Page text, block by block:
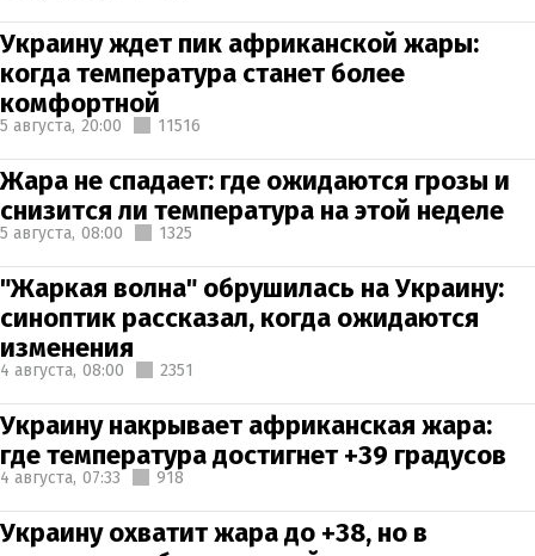
Украину ждет пик африканской жары:
когда температура станет более
комфортной
5 августа, 20:00 11516
Жара не спадает: где ожидаются грозы и
снизится ли температура на этой неделе
5 августа, 08:00 1325
"Жаркая волна" обрушилась на Украину:
синоптик рассказал, когда ожидаются
изменения
4 августа, 08:00 2351
Украину накрывает африканская жара:
где температура достигнет +39 градусов
4 августа, 07:33 918
Украину охватит жара до +38, но в